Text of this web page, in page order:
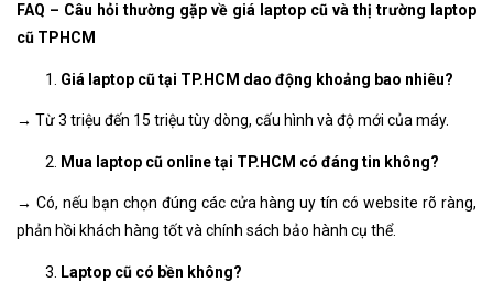
FAQ – Câu hỏi thường gặp về giá laptop cũ và thị trường laptop
cũ TPHCM
Giá laptop cũ tại TP.HCM dao động khoảng bao nhiêu?
→ Từ 3 triệu đến 15 triệu tùy dòng, cấu hình và độ mới của máy.
Mua laptop cũ online tại TP.HCM có đáng tin không?
→ Có, nếu bạn chọn đúng các cửa hàng uy tín có website rõ ràng,
phản hồi khách hàng tốt và chính sách bảo hành cụ thể.
Laptop cũ có bền không?